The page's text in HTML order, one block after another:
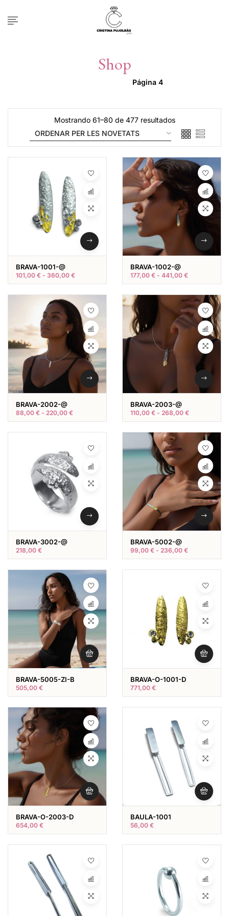
Shop
Página 4
Mostrando 61–80 de 477 resultados
BRAVA-1001-@
101,00 € - 360,00 €
BRAVA-1002-@
177,00 € - 441,00 €
BRAVA-2002-@
88,00 € - 220,00 €
BRAVA-2003-@
110,00 € - 268,00 €
BRAVA-3002-@
218,00 €
BRAVA-5002-@
99,00 € - 236,00 €
BRAVA-5005-ZI-B
505,00 €
BRAVA-O-1001-D
771,00 €
BRAVA-O-2003-D
654,00 €
BAULA-1001
56,00 €